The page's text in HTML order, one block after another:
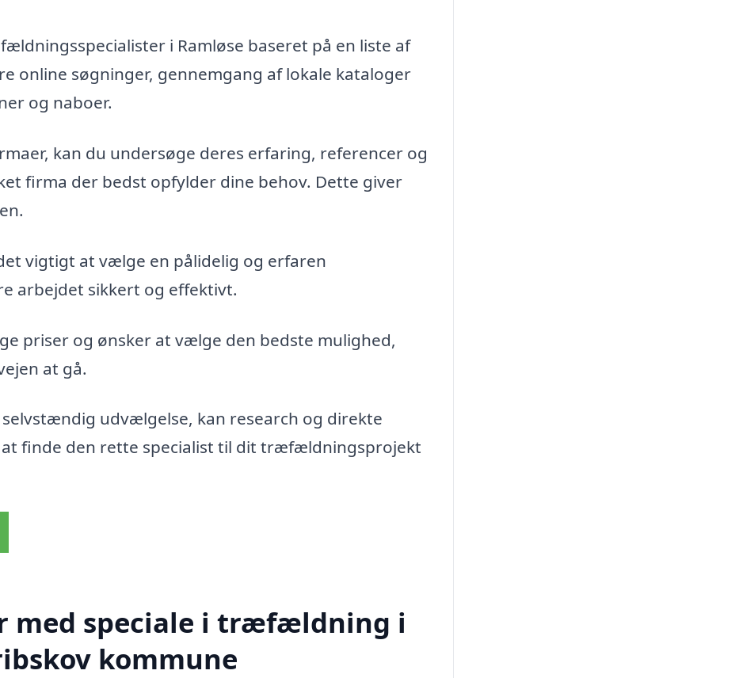
i Ramløse baseret på en liste af
online søgninger, gennemgang af lokale kataloger
og naboer.
kan du undersøge deres erfaring, referencer og
firma der bedst opfylder dine behov. Dette giver
vigtigt at vælge en pålidelig og erfaren
arbejdet sikkert og effektivt.
priser og ønsker at vælge den bedste mulighed,
at gå.
udvælgelse, kan research og direkte
finde den rette specialist til dit træfældningsprojekt
med speciale i træfældning i
kommune